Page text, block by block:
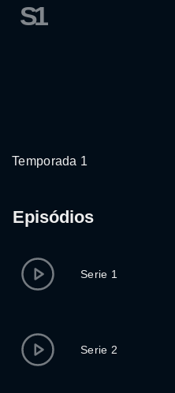
S1
Temporada 1
Episódios
Serie 1
Serie 2